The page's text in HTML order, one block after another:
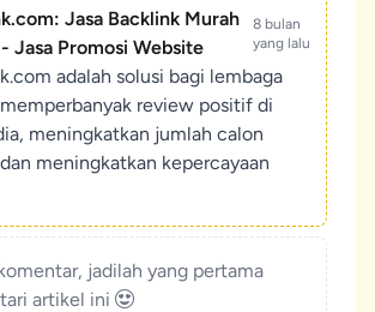
Jasa Backlink Murah
Jasa Promosi Website
8 bulan
yang lalu
adalah solusi bagi lembaga
review positif di
meningkatkan jumlah calon
meningkatkan kepercayaan
jadilah yang pertama
artikel ini